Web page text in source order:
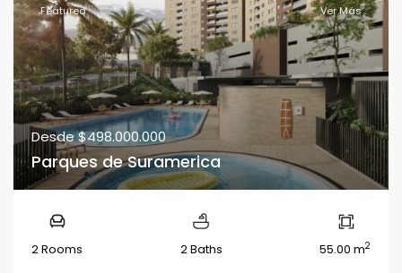
Featured Ver Más
Desde$498.000.000
Parques de Suramerica
2 Rooms 2 Baths 55.00 m2